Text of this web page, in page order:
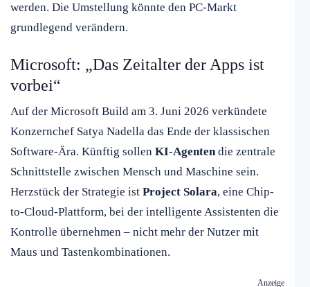
werden. Die Umstellung könnte den PC-Markt
grundlegend verändern.
Microsoft: „Das Zeitalter der Apps ist
vorbei“
Auf der Microsoft Build am 3. Juni 2026 verkündete
Konzernchef Satya Nadella das Ende der klassischen
Software-Ära. Künftig sollen KI-Agentendie zentrale
Schnittstelle zwischen Mensch und Maschine sein.
Herzstück der Strategie ist Project Solara, eine Chip-
to-Cloud-Plattform, bei der intelligente Assistenten die
Kontrolle übernehmen – nicht mehr der Nutzer mit
Maus und Tastenkombinationen.
Anzeige